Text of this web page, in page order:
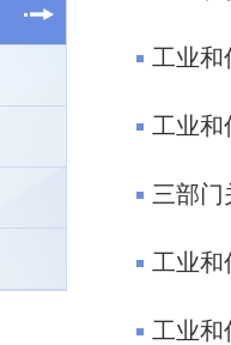
工业和
工业和
三部门
工业和
工业和